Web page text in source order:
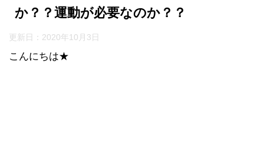
か？？運動が必要なのか？？
更新日： 2020年10月3日
こんにちは★